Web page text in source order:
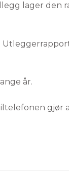
lager den
år.
gjør